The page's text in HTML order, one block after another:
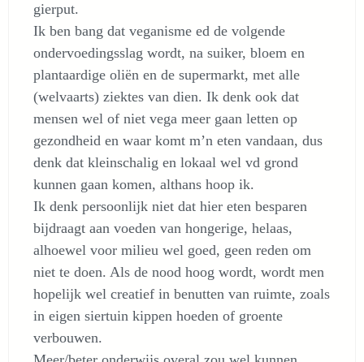
gierput.
Ik ben bang dat veganisme ed de volgende
ondervoedingsslag wordt, na suiker, bloem en
plantaardige oliën en de supermarkt, met alle
(welvaarts) ziektes van dien. Ik denk ook dat
mensen wel of niet vega meer gaan letten op
gezondheid en waar komt m’n eten vandaan, dus
denk dat kleinschalig en lokaal wel vd grond
kunnen gaan komen, althans hoop ik.
Ik denk persoonlijk niet dat hier eten besparen
bijdraagt aan voeden van hongerige, helaas,
alhoewel voor milieu wel goed, geen reden om
niet te doen. Als de nood hoog wordt, wordt men
hopelijk wel creatief in benutten van ruimte, zoals
in eigen siertuin kippen hoeden of groente
verbouwen.